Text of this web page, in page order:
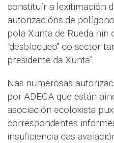
constituír a lexitimación
autorizacións de
pola Xunta de Rueda nin
"desbloqueo" do sector
presidente da Xunta".
Nas numerosas
por ADEGA que están
asociación ecoloxista
correspondentes
insuficiencia das